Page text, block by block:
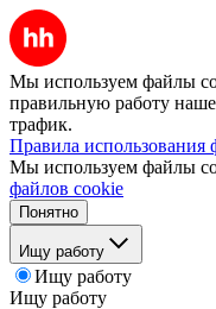
Мы используем файлы
правильную работу
трафик.
Правила использования
Мы используем файлы
файлов cookie
Понятно
Ищу работу
Ищу работу
Ищу работу